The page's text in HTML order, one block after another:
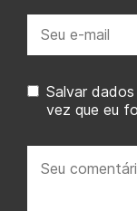
mail:
Salvar
vez que eu
comentário: